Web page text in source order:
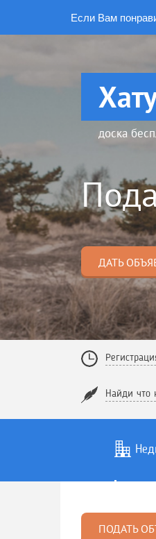
Если Вам
доска
ДАТЬ
Найди что
ПОДАТЬ